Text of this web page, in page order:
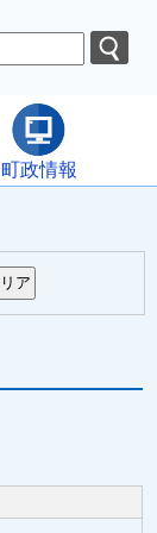
町政情報